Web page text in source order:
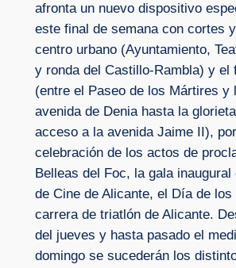
afronta un nuevo dispositivo
este final de semana con cortes
centro urbano (Ayuntamiento,
y ronda del Castillo-Rambla) y el
(entre el Paseo de los Mártires y
avenida de Denia hasta la
acceso a la avenida Jaime II),
celebración de los actos de
Belleas del Foc, la gala inaugural
de Cine de Alicante, el Día de
carrera de triatlón de Alicante.
del jueves y hasta pasado el
domingo se sucederán los